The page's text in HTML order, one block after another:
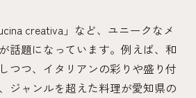
しい愛知県レストランの特徴と
ストラン体験の組み合わせを
creativa」など、ユニークなメ
話題になっています。例えば、和
つつ、イタリアンの彩りや盛り付
ジャンルを超えた料理が愛知県の